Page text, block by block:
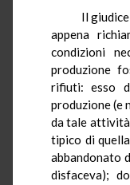
Il
appena
condizioni
produzione
rifiuti: esso
produzione (e
da tale attività
tipico di
abbandonato
disfaceva);